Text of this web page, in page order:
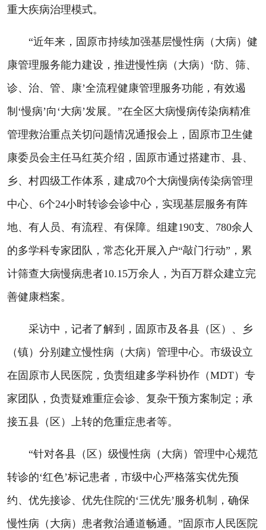
重大疾病治理模式。
“近年来，固原市持续加强基层慢性病（大病）健
康管理服务能力建设，推进慢性病（大病）‘防、筛、
诊、治、管、康’全流程健康管理服务功能，有效遏
制‘慢病’向‘大病’发展。”在全区大病慢病传染病精准
管理救治重点关切问题情况通报会上，固原市卫生健
康委员会主任马红英介绍，固原市通过搭建市、县、
乡、村四级工作体系，建成70个大病慢病传染病管理
中心、6个24小时转诊会诊中心，实现基层服务有阵
地、有人员、有流程、有保障。组建190支、780余人
的多学科专家团队，常态化开展入户“敲门行动”，累
计筛查大病慢病患者10.15万余人，为百万群众建立完
善健康档案。
采访中，记者了解到，固原市及各县（区）、乡
（镇）分别建立慢性病（大病）管理中心。市级设立
在固原市人民医院，负责组建多学科协作（MDT）专
家团队，负责疑难重症会诊、复杂干预方案制定；承
接五县（区）上转的危重症患者等。
“针对各县（区）级慢性病（大病）管理中心规范
转诊的‘红色’标记患者，市级中心严格落实优先预
约、优先接诊、优先住院的‘三优先’服务机制，确保
慢性病（大病）患者救治通道畅通。”固原市人民医院